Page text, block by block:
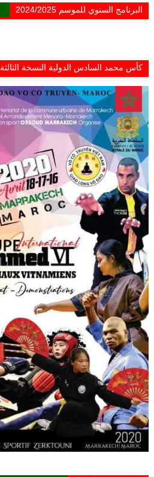
البرنامج السنوي للموسم 2024/2025
كأس محمد السادس الدولية النسخة الثالثة